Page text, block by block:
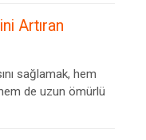
Artıran
sağlamak, hem
de uzun ömürlü